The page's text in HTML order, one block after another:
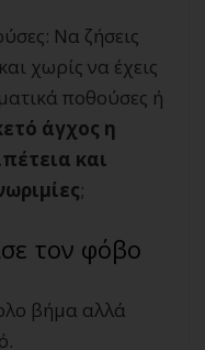
Να ζήσεις
χωρίς να έχεις
ποθούσες ή
άγχος η
και
;
τον φόβο
βήμα αλλά